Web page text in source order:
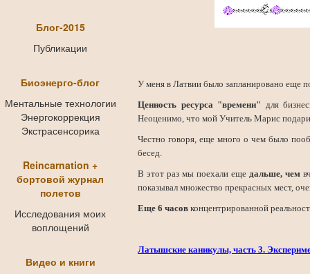
Блог-2015
Публикации
Биоэнерго-блог
Ментальные технологии
Энергокоррекция
Экстрасенсорика
Reincarnation +
бортовой журнал
полетов
Исследования моих
воплощений
Видео и книги
У меня в Латвии было запланировано еще
Ценность ресурса "времени" для
Неоценимо, что мой Учитель Марис
Честно говоря, еще много о чем было
бесед.
В этот раз мы поехали ещедальше, чем
показывал множество прекрасных мест,
Еще 6 часов концентрированной
Латышские каникулы, часть 3.